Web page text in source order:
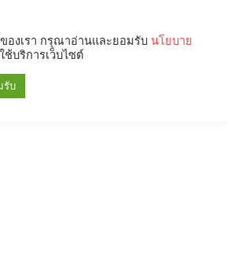
องเรา กรุณาอ่านและยอมรับ นโยบาย
ช้บริการเว็บไซต์
รับ